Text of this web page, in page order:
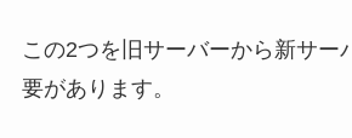
この2つを旧サーバーから新サー
要があります。